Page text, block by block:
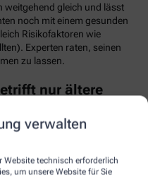
verwalten
Website technisch erforderlich
um unsere Website für Sie
weitgehend gleich und lässt
noch mit einem gesunden
Risikofaktoren wie
Experten raten, seinen
zu lassen.
nur ältere
Cholesterinwerte mit
schon von Geburt an
bedingten